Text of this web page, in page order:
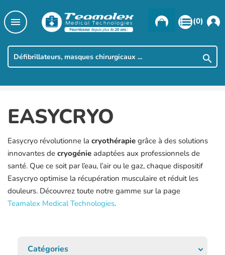
 (0)

EASYCRYO
Easycryo révolutionne la cryothérapie grâce à des solutions
innovantes de cryogénie adaptées aux professionnels de
santé. Que ce soit par l’eau, l’air ou le gaz, chaque dispositif
Easycryo optimise la récupération musculaire et réduit les
douleurs. Découvrez toute notre gamme sur la page
Teamalex Medical Technologies.
Catégories